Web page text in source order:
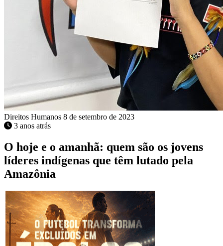
Direitos Humanos 8 de setembro de 2023
3 anos atrás
O hoje e o amanhã: quem são os jovens
líderes indígenas que têm lutado pela
Amazônia